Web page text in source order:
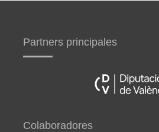
Partners principales
Colaboradores